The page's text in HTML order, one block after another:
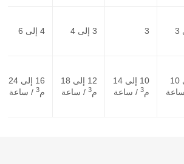
3 3 إلى 4 4 إلى 6
8 إلى 10
10 إلى 14
م3 / ساعة
12 إلى 18
م3 / ساعة
16 إلى 24
م3 / ساعة